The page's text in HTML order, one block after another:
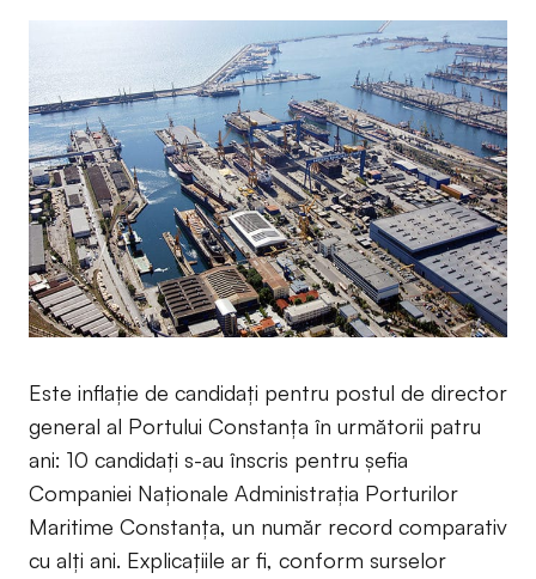
Este inflație de candidați pentru postul de director
general al Portului Constanța în următorii patru
ani: 10 candidați s-au înscris pentru șefia
Companiei Naționale Administrația Porturilor
Maritime Constanța, un număr record comparativ
cu alți ani. Explicațiile ar fi, conform surselor